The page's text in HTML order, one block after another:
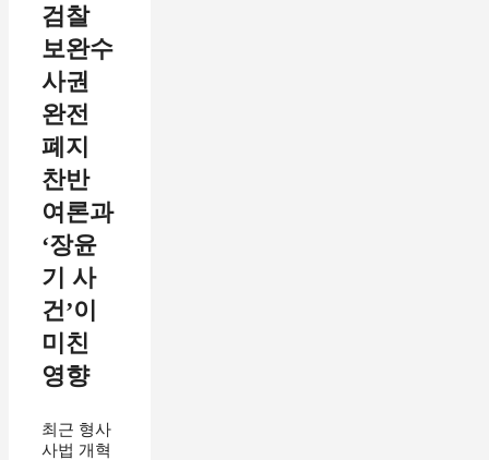
검찰
보완수
사권
완전
폐지
찬반
여론과
‘장윤
기 사
건’이
미친
영향
최근 형사
사법 개혁